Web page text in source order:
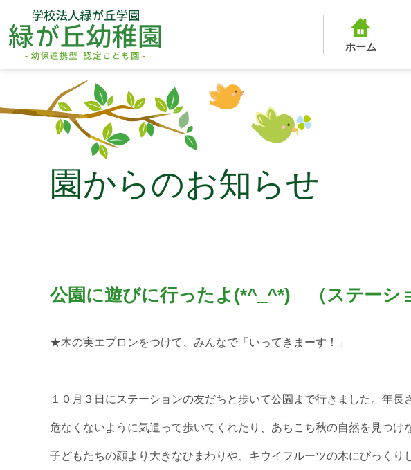
ホーム
園からのお知らせ
公園に遊びに行ったよ(*^_^*) （ステーシ
★木の実エプロンをつけて、みんなで「いってきまーす！」
１０月３日にステーションの友だちと歩いて公園まで行きました。年長
危なくないように気遣って歩いてくれたり、あちこち秋の自然を見つ
子どもたちの顔より大きなひまわりや、キウイフルーツの木にびっくり